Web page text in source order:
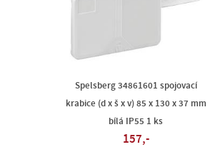
Spelsberg 34861601 spojovací
krabice (d x š x v) 85 x 130 x 37 mm
bílá IP55 1 ks
157,-